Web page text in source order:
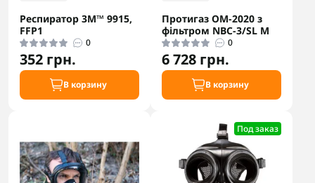
Респиратор 3M™ 9915,
FFP1
0
352 грн.
В корзину
Протигаз ОМ-2020 з
фільтром NBC-3/SL M
0
6 728 грн.
В корзину
Под заказ